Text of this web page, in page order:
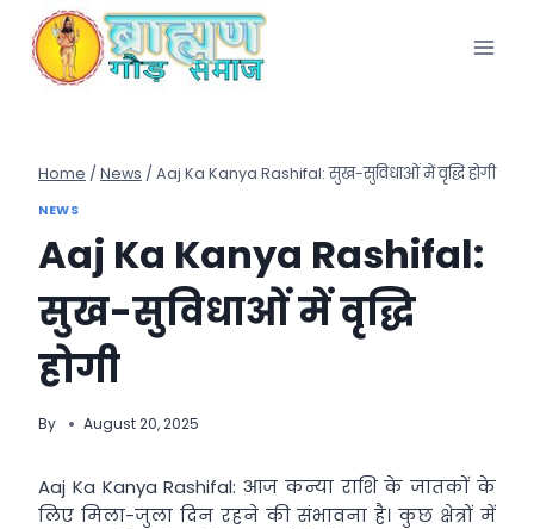
content
Home / News / Aaj Ka Kanya Rashifal: सुख-सुविधाओं में वृद्धि होगी
NEWS
Aaj Ka Kanya Rashifal:
सुख-सुविधाओं में वृद्धि
होगी
By August 20, 2025
Aaj Ka Kanya Rashifal: आज कन्या राशि के जातकों के
लिए मिला-जुला दिन रहने की संभावना है। कुछ क्षेत्रों में